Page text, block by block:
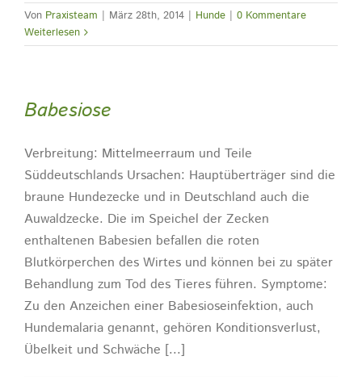
Von Praxisteam | März 28th, 2014 | Hunde | 0 Kommentare
Weiterlesen
Babesiose
Verbreitung: Mittelmeerraum und Teile
Süddeutschlands Ursachen: Hauptüberträger sind die
braune Hundezecke und in Deutschland auch die
Auwaldzecke. Die im Speichel der Zecken
enthaltenen Babesien befallen die roten
Blutkörperchen des Wirtes und können bei zu später
Behandlung zum Tod des Tieres führen. Symptome:
Zu den Anzeichen einer Babesioseinfektion, auch
Hundemalaria genannt, gehören Konditionsverlust,
Übelkeit und Schwäche [...]